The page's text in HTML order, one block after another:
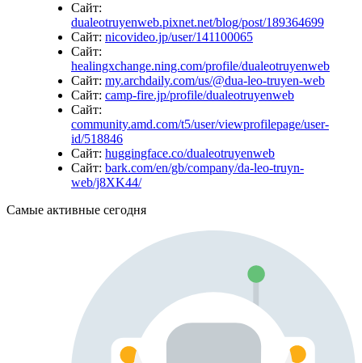
Сайт:
dualeotruyenweb.pixnet.net/blog/post/189364699
Сайт: nicovideo.jp/user/141100065
Сайт:
healingxchange.ning.com/profile/dualeotruyenweb
Сайт: my.archdaily.com/us/@dua-leo-truyen-web
Сайт: camp-fire.jp/profile/dualeotruyenweb
Сайт:
community.amd.com/t5/user/viewprofilepage/user-
id/518846
Сайт: huggingface.co/dualeotruyenweb
Сайт: bark.com/en/gb/company/da-leo-truyn-
web/j8XK44/
Самые активные сегодня